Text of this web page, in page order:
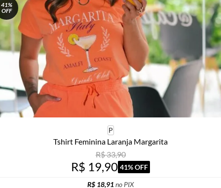
41%
OFF
P
Tshirt Feminina Laranja Margarita
R$ 33,90
R$ 19,90 41% OFF
R$ 18,91 no PIX